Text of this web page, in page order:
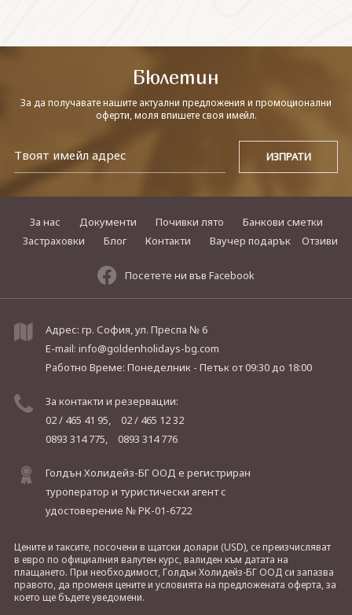
Бюлетин
За да получавате нашите актуални предложения и промоционални
оферти, моля впишете своя имейл.
За нас Документи Почивки лято
Банкови сметки
Застраховки
Блог Контакти Ваучер подарък Отзиви
Посетете ни във Facebook
Адрес: гр. София, ул. Преспа № 6
E-mail: info@goldenholidays-bg.com
Работно Време: Понеделник - Петъкот 09:30 до 18:00
За контакти и резервации:
02 / 465 41 95,
02 / 465 12 32
0893 314 775,
0893 314 776
Голдън Холидейз-БГ ООД е регистриран
туроператор и туристически агент с
удостоверение № РК-01-6722
Цените и таксите, посочени в щатски долари (USD), се преизчисляват
в евро по официалния валутен курс, валиден към датата на
плащането. При необходимост, Голдън Холидейз-БГ ООД си запазва
правото, да променя цените и условията на предложената оферта, за
което ще бъдете уведомени.